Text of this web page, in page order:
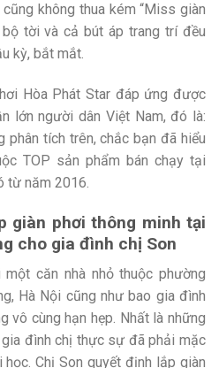
không thua kém “Miss giàn
tời và cả bút áp trang trí đều
kỳ, bắt mắt.
Hòa Phát Star đáp ứng được
lớn người dân Việt Nam, đó là:
phân tích trên, chắc bạn đã hiểu
TOP sản phẩm bán chạy tại
từ năm 2016.
giàn phơi thông minh tại
cho gia đình chị Son
căn nhà nhỏ thuộc phường
Hà Nội cũng như bao gia đình
vô cùng hạn hẹp. Nhất là những
đình chị thực sự đã phải mặc
Chị Son quyết định lắp giàn